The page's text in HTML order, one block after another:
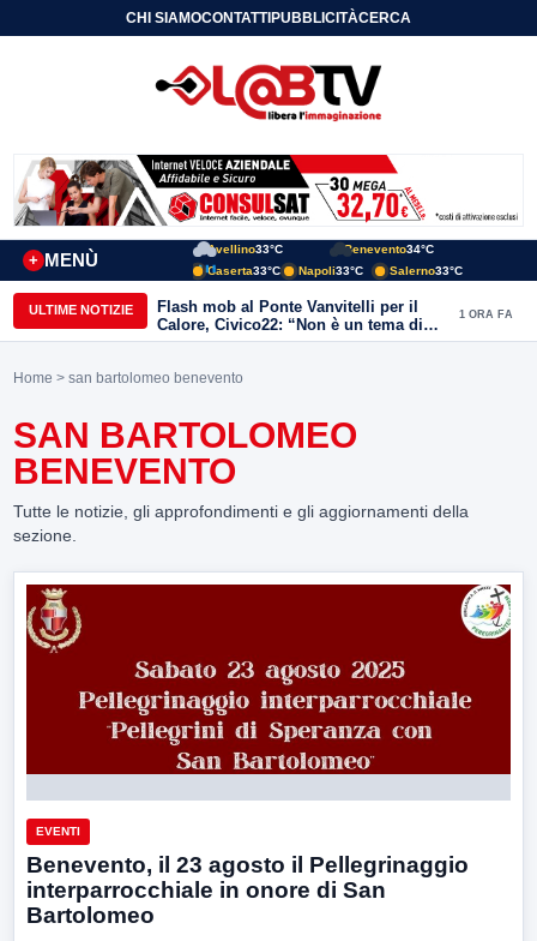
CHI SIAMOCONTATTIPUBBLICITÀCERCA
MENÙ
+
Avellino33°C Benevento34°C
Caserta33°C Napoli33°C Salerno33°C
ULTIME NOTIZIE
Flash mob al Ponte Vanvitelli per il
Calore, Civico22: “Non è un tema di
quartiere, riguarda tutta Benevento”
1 ORA FA
Home > san bartolomeo benevento
SAN BARTOLOMEO
BENEVENTO
Tutte le notizie, gli approfondimenti e gli aggiornamenti della
sezione.
EVENTI
Benevento, il 23 agosto il Pellegrinaggio
interparrocchiale in onore di San
Bartolomeo